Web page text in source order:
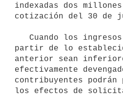
indexadas dos
cotización del 30 de
partir de lo
anterior sean
efectivamente
contribuyentes podrán
los efectos de